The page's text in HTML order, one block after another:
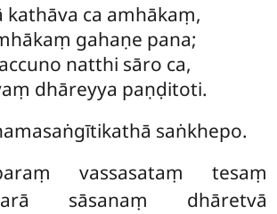
kathāva ca amhākaṃ,
gahaṇe pana;
natthi sāro ca,
dhāreyya paṇḍitoti.
saṅkhepo.
vassasataṃ tesaṃ
sāsanaṃ dhāretvā